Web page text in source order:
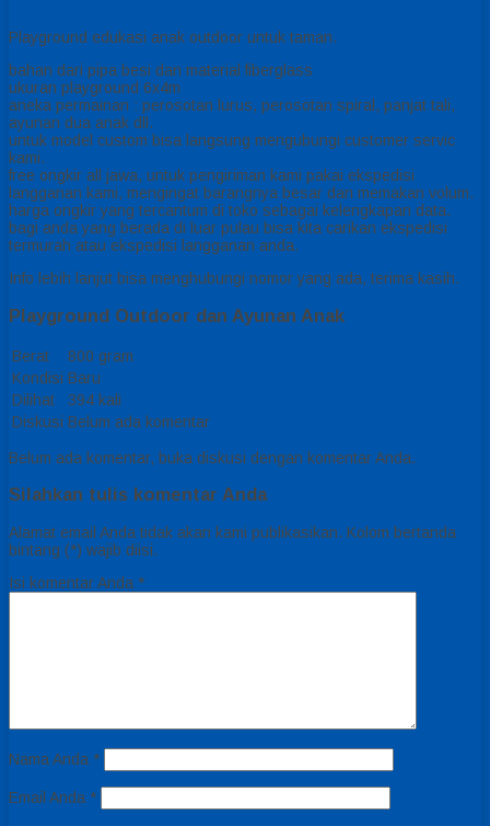
Playground edukasi anak outdoor untuk taman.
bahan dari pipa besi dan material fiberglass
ukuran playground 6x4m
aneka permainan : perosotan lurus, perosotan spiral, panjat tali,
ayunan dua anak dll.
untuk model custom bisa langsung mengubungi customer servic
kami.
free ongkir all jawa, untuk pengiriman kami pakai ekspedisi
langganan kami, mengingat barangnya besar dan memakan volum.
harga ongkir yang tercantum di toko sebagai kelengkapan data.
bagi anda yang berada di luar pulau bisa kita carikan ekspedisi
termurah atau ekspedisi langganan anda.
Info lebih lanjut bisa menghubungi nomor yang ada, terima kasih.
Playground Outdoor dan Ayunan Anak
Berat
800 gram
Kondisi Baru
Dilihat
394 kali
Diskusi Belum ada komentar
Belum ada komentar, buka diskusi dengan komentar Anda.
Silahkan tulis komentar Anda
Alamat email Anda tidak akan kami publikasikan. Kolom bertanda
bintang (*) wajib diisi.
Isi komentar Anda *
Nama Anda *
Email Anda *